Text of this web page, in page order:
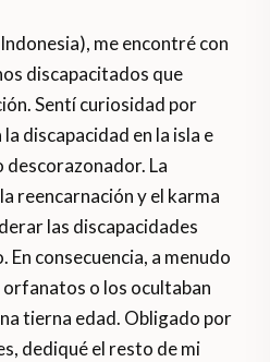
me encontré con
discapacitados que
Sentí curiosidad por
discapacidad en la isla e
descorazonador. La
reencarnación y el karma
las discapacidades
consecuencia, a menudo
orfanatos o los ocultaban
tierna edad. Obligado por
dediqué el resto de mi